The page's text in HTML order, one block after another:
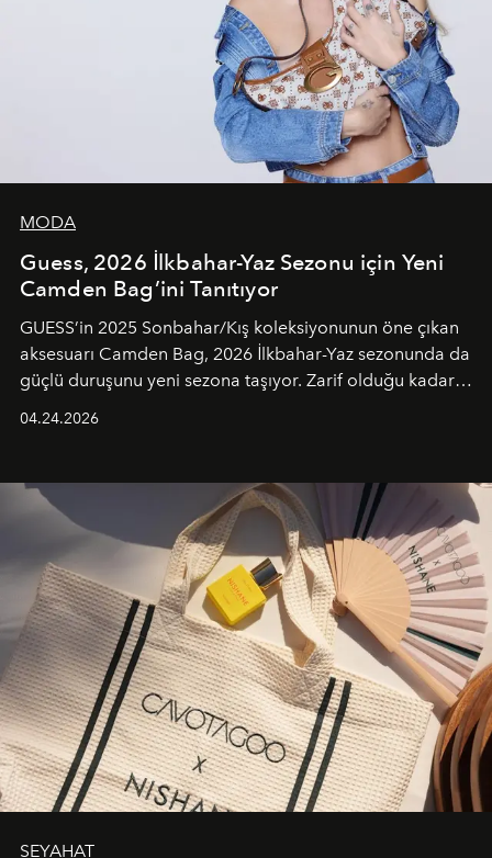
MODA
Guess, 2026 İlkbahar-Yaz Sezonu için Yeni
Camden Bag’ini Tanıtıyor
GUESS’in 2025 Sonbahar/Kış koleksiyonunun öne çıkan
aksesuarı Camden Bag, 2026 İlkbahar-Yaz sezonunda da
güçlü duruşunu yeni sezona taşıyor. Zarif olduğu kadar
04.24.2026
SEYAHAT